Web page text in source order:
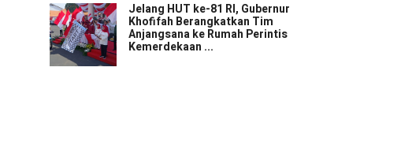
Jelang HUT ke-81 RI, Gubernur
Khofifah Berangkatkan Tim
Anjangsana ke Rumah Perintis
Kemerdekaan ...